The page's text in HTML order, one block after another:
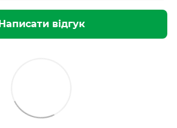
Написати відгук